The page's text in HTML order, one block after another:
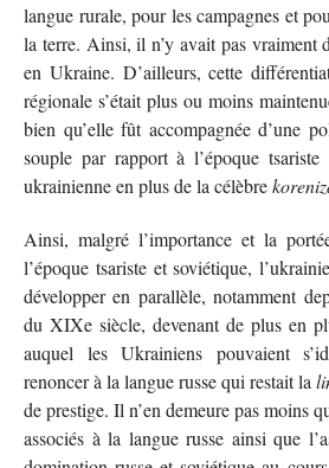
langue rurale, pour les campagnes et
la terre. Ainsi, il n’y avait pas vraiment
en Ukraine. D’ailleurs, cette
régionale s’était plus ou moins
bien qu’elle fût accompagnée d’une
souple par rapport à l’époque
ukrainienne en plus de la célèbre
Ainsi, malgré l’importance et la
l’époque tsariste et soviétique,
développer en parallèle, notamment
du XIXe siècle, devenant de plus en
auquel les Ukrainiens pouvaient
renoncer à la langue russe qui restait la
de prestige. Il n’en demeure pas moins
associés à la langue russe ainsi que